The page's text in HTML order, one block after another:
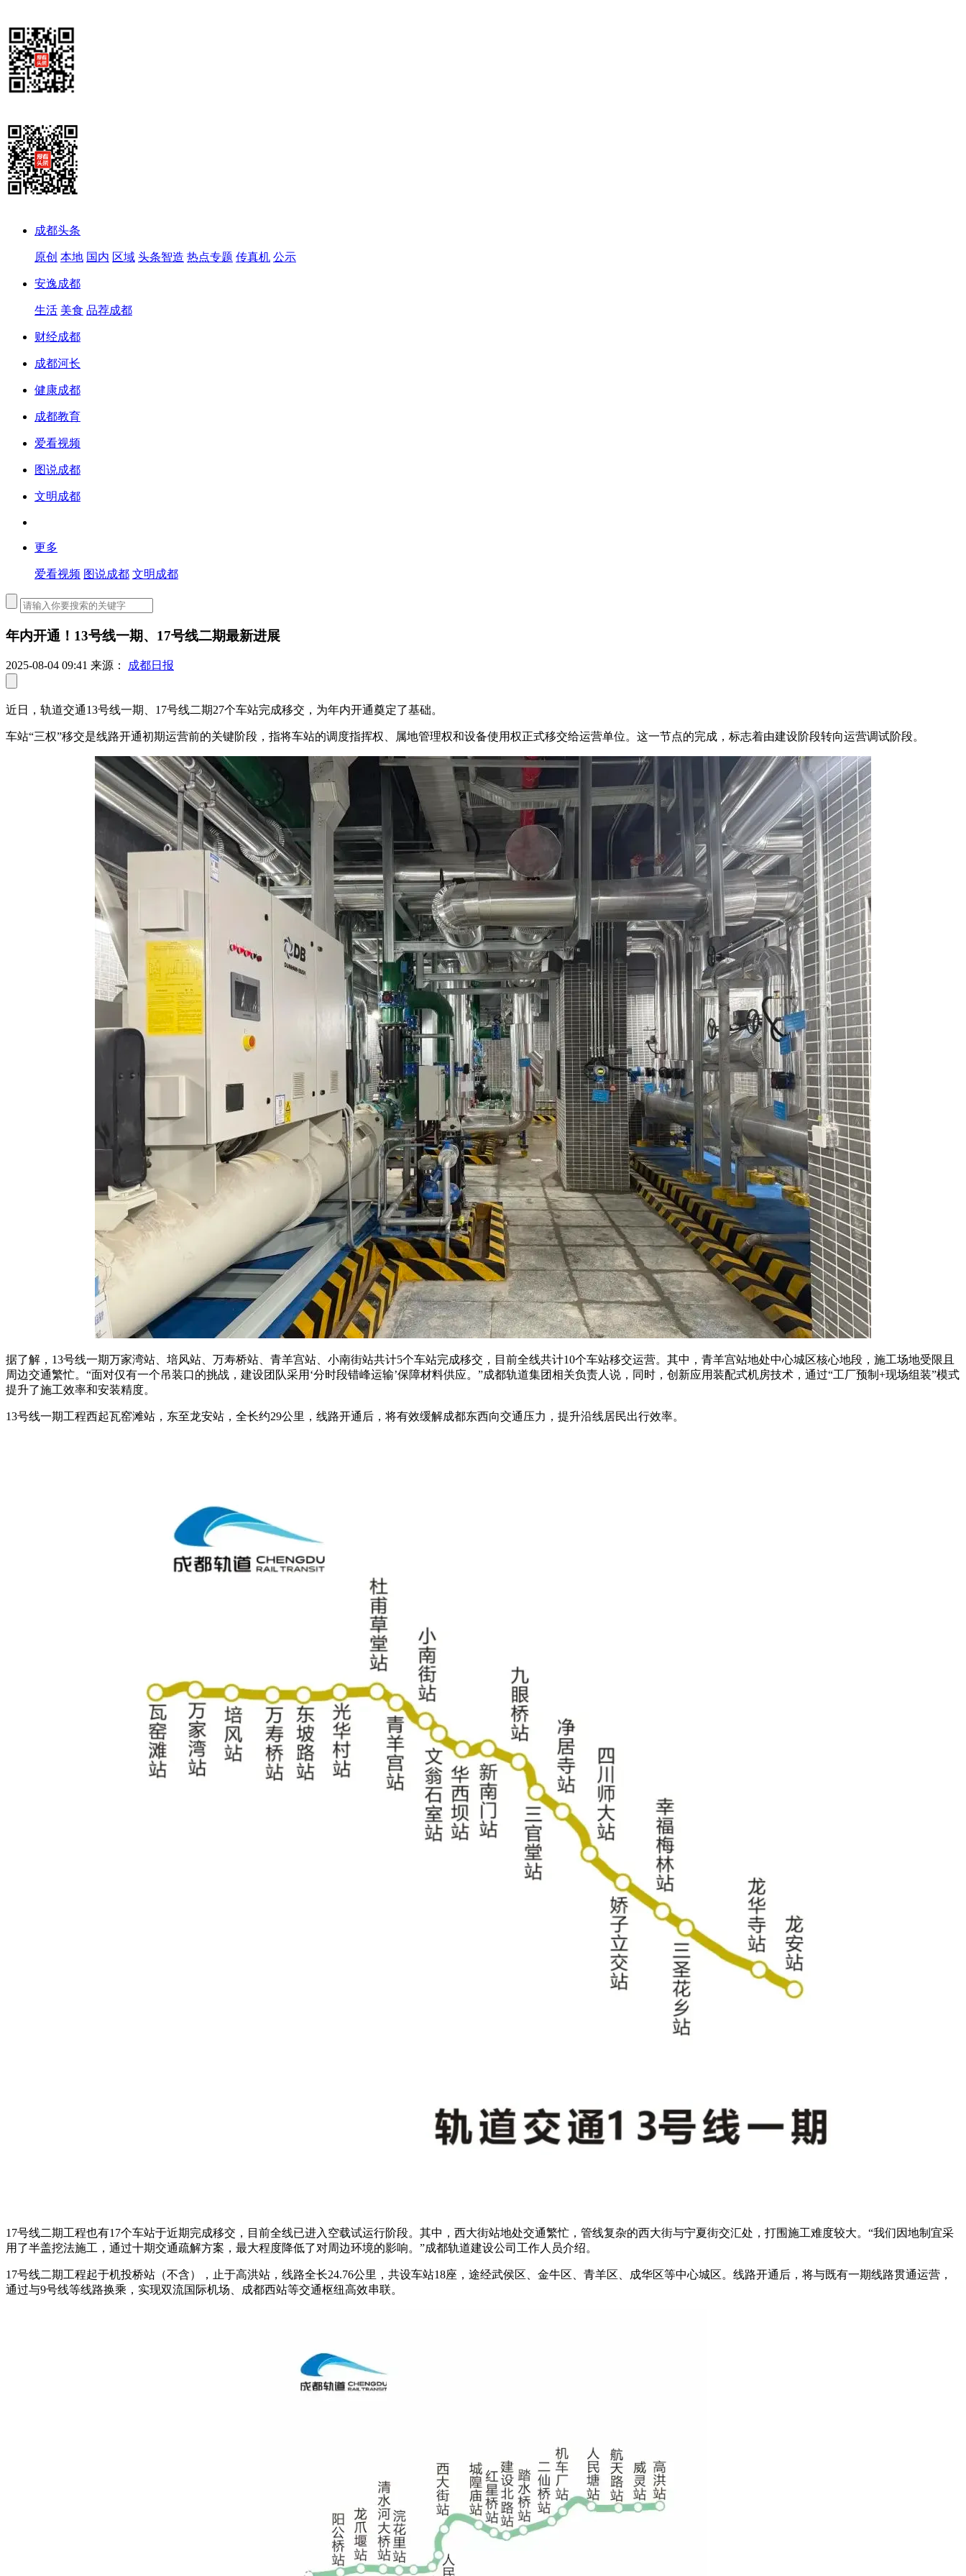
成都头条
原创 本地 国内 区域 头条智造 热点专题 传真机 公示
安逸成都
生活 美食 品荐成都
财经成都
成都河长
健康成都
成都教育
爱看视频
图说成都
文明成都
更多
爱看视频 图说成都 文明成都
年内开通！13号线一期、17号线二期最新进展
2025-08-04 09:41 来源： 成都日报
近日， 轨道交通13号线一期、17号线二期27个车站完成移交，为年内开通奠定了基础。
车站“三权”移交是线路开通初期运营前的关键阶段，指将车站的调度指挥权、属地管理权和设备使用权正式移交给运营单位。这一节点的完成，标志着由建设阶段转向运营调试阶段。
据了解， 13号线一期万家湾站、培风站、万寿桥站、青羊宫站、小南街站共计5个车站完成移交，目前全线共计10个车站移交运营。 其中，青羊宫站地处中心城区核心地段，施工场地受限且
周边交通繁忙。“面对仅有一个吊装口的挑战，建设团队采用‘分时段错峰运输’保障材料供应。”成都轨道集团相关负责人说，同时，创新应用装配式机房技术，通过“工厂预制+现场组装”模式
提升了施工效率和安装精度。
13号线一期工程西起瓦窑滩站，东至龙安站，全长约29公里，线路开通后，将有效缓解成都东西向交通压力，提升沿线居民出行效率。
17号线二期工程也有17个车站于近期完成移交，目前全线已进入空载试运行阶段。 其中，西大街站地处交通繁忙，管线复杂的西大街与宁夏街交汇处，打围施工难度较大。“我们因地制宜采
用了半盖挖法施工，通过十期交通疏解方案，最大程度降低了对周边环境的影响。”成都轨道建设公司工作人员介绍。
17号线二期工程起于机投桥站（不含），止于高洪站，线路全长24.76公里，共设车站18座，途经武侯区、金牛区、青羊区、成华区等中心城区。 线路开通后，将与既有一期线路贯通运营，
通过与9号线等线路换乘，实现双流国际机场、成都西站等交通枢纽高效串联。